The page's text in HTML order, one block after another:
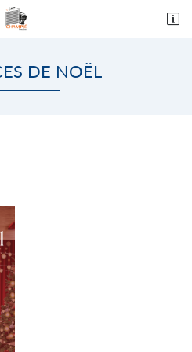

recevoir nos propositions commerciales à
vous désinscrire à tout moment en utilisant
DE NOËL